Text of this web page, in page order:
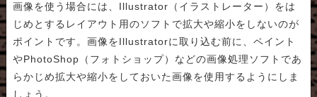
画像を使う場合には、Illustrator（イラストレーター）をは
じめとするレイアウト用のソフトで拡大や縮小をしないのが
ポイントです。画像をIllustratorに取り込む前に、ペイント
やPhotoShop（フォトショップ）などの画像処理ソフトであ
らかじめ拡大や縮小をしておいた画像を使用するようにしま
しょう。